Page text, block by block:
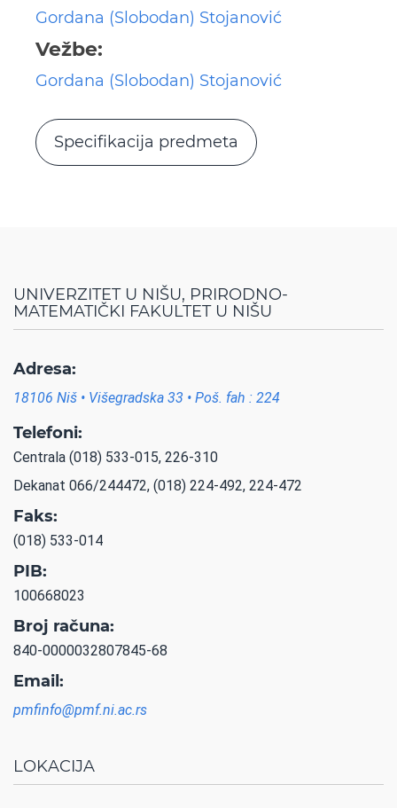
Gordana (Slobodan) Stojanović
Vežbe:
Gordana (Slobodan) Stojanović
Specifikacija predmeta
UNIVERZITET U NIŠU, PRIRODNO-
MATEMATIČKI FAKULTET U NIŠU
Adresa:
18106 Niš • Višegradska 33 • Poš. fah : 224
Telefoni:
Centrala (018) 533-015, 226-310
Dekanat 066/244472, (018) 224-492, 224-472
Faks:
(018) 533-014
PIB:
100668023
Broj računa:
840-0000032807845-68
Email:
pmfinfo@pmf.ni.ac.rs
LOKACIJA